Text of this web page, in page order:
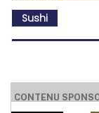
AULUS
Sushi
CONTENU